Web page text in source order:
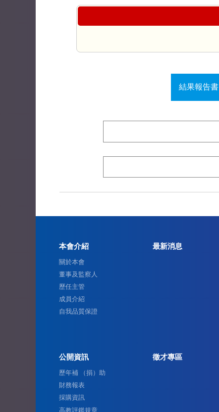
結果報告書
本會介紹
關於本會
董事及監察人
歷任主管
成員介紹
自我品質保證
最新消息
公開資訊
歷年補 （捐）助
財務報表
採購資訊
高教評鑑規章
徵才專區